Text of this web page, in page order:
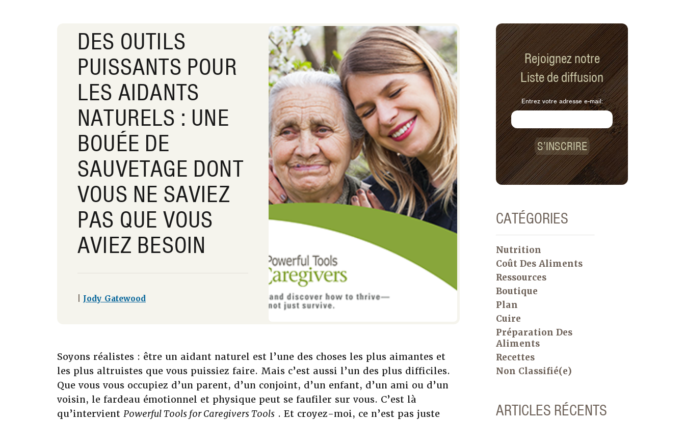
DES OUTILS
PUISSANTS POUR
LES AIDANTS
NATURELS : UNE
BOUÉE DE
SAUVETAGE DONT
VOUS NE SAVIEZ
PAS QUE VOUS
AVIEZ BESOIN
Jody Gatewood
Soyons réalistes : être un aidant naturel est l’une des choses les plus aimantes et
les plus altruistes que vous puissiez faire. Mais c’est aussi l’un des plus difficiles.
Que vous vous occupiez d’un parent, d’un conjoint, d’un enfant, d’un ami ou d’un
voisin, le fardeau émotionnel et physique peut se faufiler sur vous. C’est là
qu’intervient Powerful Tools for Caregivers Tools . Et croyez-moi, ce n’est pas juste
Rejoignez notre
Liste de diffusion
Entrez votre adresse e-mail:
S’INSCRIRE
CATÉGORIES
Nutrition
Coût Des Aliments
Ressources
Boutique
Plan
Cuire
Préparation Des
Aliments
Recettes
Non Classifié(e)
ARTICLES RÉCENTS